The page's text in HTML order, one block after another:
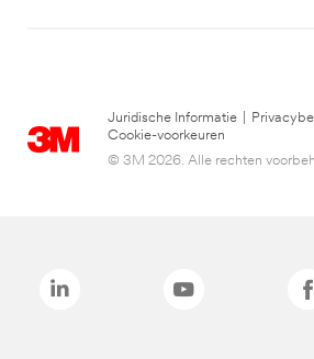
Juridische Informatie
Cookie-voorkeuren
© 3M 2026. Alle rechten